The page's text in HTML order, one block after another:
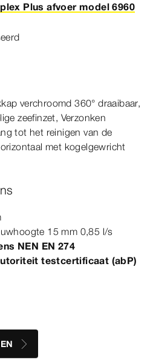
Plus afvoer model 6960
verchroomd360° draaibaar,
zeefinzet, Verzonken
tot het reinigen van de
met kogelgewricht
15 mm 0,85 l/s
NEN EN 274
testcertificaat (abP)